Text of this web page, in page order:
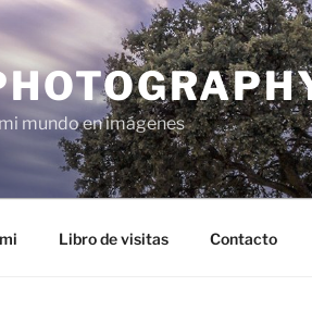
mundo en imágenes
Libro de visitas Contacto